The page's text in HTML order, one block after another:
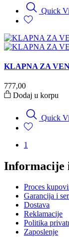
Quick
KLAPNA ZA
777,00
Dodaj u korpu
Quick
1
Informacije
Proces
Garancija i
Dostava
Reklamacije
Politika
Zaposlenje